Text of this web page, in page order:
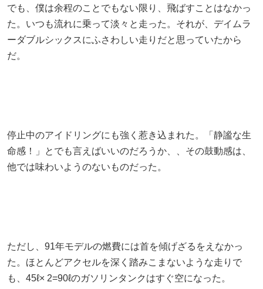
でも、僕は余程のことでもない限り、飛ばすことはなかっ
た。いつも流れに乗って淡々と走った。それが、デイムラ
ーダブルシックスにふさわしい走りだと思っていたから
だ。
停止中のアイドリングにも強く惹き込まれた。「静謐な生
命感！」とでも言えばいいのだろうか、、その鼓動感は、
他では味わいようのないものだった。
ただし、91年モデルの燃費には首を傾げざるをえなかっ
た。ほとんどアクセルを深く踏みこまないような走りで
も、45ℓ× 2=90ℓのガソリンタンクはすぐ空になった。